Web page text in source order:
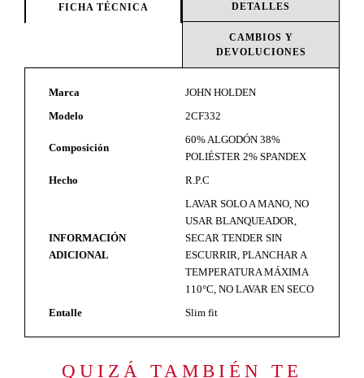
FICHA TÉCNICA DETALLES
CAMBIOS Y
DEVOLUCIONES
Marca
JOHN HOLDEN
Modelo
2CF332
Composición
60% ALGODÓN 38%
POLIÉSTER 2% SPANDEX
Hecho
R.P.C
INFORMACIÓN
ADICIONAL
LAVAR SOLO A MANO, NO
USAR BLANQUEADOR,
SECAR TENDER SIN
ESCURRIR, PLANCHAR A
TEMPERATURA MÁXIMA
110°C, NO LAVAR EN SECO
Entalle
Slim fit
QUIZÁ TAMBIÉN TE